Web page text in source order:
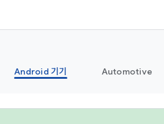
Android 기기 Automotive